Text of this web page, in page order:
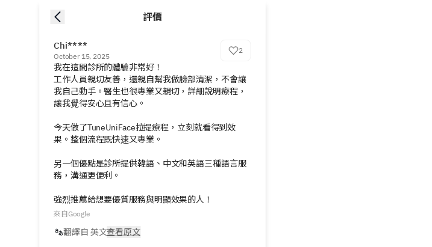
評價
Chi****
October 15, 2025
2
我在這間診所的體驗非常好！
工作人員親切友善，還親自幫我做臉部清潔，不會讓
我自己動手。醫生也很專業又親切，詳細說明療程，
讓我覺得安心且有信心。
今天做了TuneUniFace拉提療程，立刻就看得到效
果。整個流程既快速又專業。
另一個優點是診所提供韓語、中文和英語三種語言服
務，溝通更便利。
強烈推薦給想要優質服務與明顯效果的人！
來自Google
翻譯自 英文查看原文